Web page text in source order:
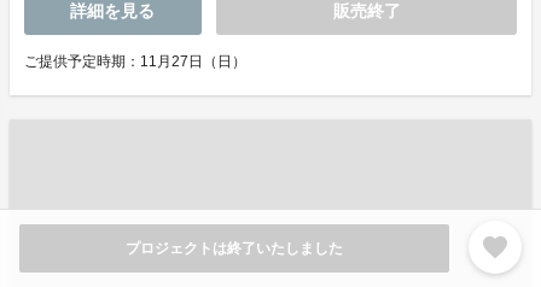
プロジェクトは終了いたしました favorite
詳細を見る 販売終了
ご提供予定時期：11月27日（日）